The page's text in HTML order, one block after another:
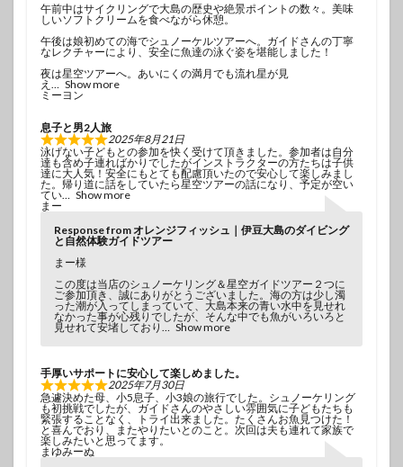
午前中はサイクリングで大島の歴史や絶景ポイントの数々。美味
しいソフトクリームを食べながら休憩。
午後は娘初めての海でシュノーケルツアーへ。ガイドさんの丁寧
なレクチャーにより、安全に魚達の泳ぐ姿を堪能しました！
夜は星空ツアーへ。あいにくの満月でも流れ星が見
え
Show more
ミーヨン
息子と男2人旅
2025年8月21日
泳げない子どもとの参加を快く受けて頂きました。参加者は自分
達も含め子連ればかりでしたがインストラクターの方たちは子供
達に大人気！安全にもとても配慮頂いたので安心して楽しみまし
た。帰り道に話をしていたら星空ツアーの話になり、予定が空い
てい
Show more
まー
Response from オレンジフィッシュ｜伊豆大島のダイビング
と自然体験ガイドツアー
まー様
この度は当店のシュノーケリング＆星空ガイドツアー２つに
ご参加頂き、誠にありがとうございました。海の方は少し濁
った潮が入ってしまっていて、大島本来の青い水中を見せれ
なかった事が心残りでしたが、そんな中でも魚がいろいろと
見せれて安堵しており
Show more
手厚いサポートに安心して楽しめました。
2025年7月30日
急遽決めた母、小5息子、小3娘の旅行でした。シュノーケリング
も初挑戦でしたが、ガイドさんのやさしい雰囲気に子どもたちも
緊張することなく、トライ出来ました。たくさんお魚見つけた！
と喜んでおり、またやりたいとのこと。次回は夫も連れて家族で
楽しみたいと思ってます。
まゆみーぬ